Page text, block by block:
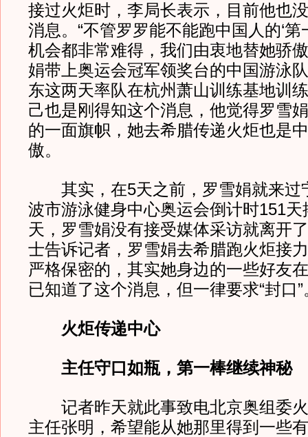
接过火炬时，李局长表示，目前他也
消息。“不管罗罗能不能跑中国人的‘第
机会都非常难得，我们由衷地替她骄
娟带上奥运会冠军领奖台的中国游泳
东这两天率队在杭州萧山训练基地训
己也是刚得知这个消息，他觉得罗雪
的一面旗帜，她去希腊传递火炬也是
傲。
其实，在5天之前，罗雪娟就来过
波市游泳健身中心奥运会倒计时151天
天，罗雪娟没有接受媒体采访就离开
士告诉记者，罗雪娟去希腊跑火炬接
严格保密的，其实她身边的一些好友
已知道了这个消息，但一律要求“封口”
火炬传递中心
主任守口如瓶，第一棒继续神秘
记者昨天就此事致电北京奥组委火
主任张明，希望能从她那里得到一些